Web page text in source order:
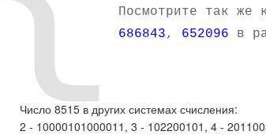
Посмотрите так же
686843, 652096 в
Число 8515 в других системах счисления:
2 - 10000101000011, 3 - 102200101, 4 -